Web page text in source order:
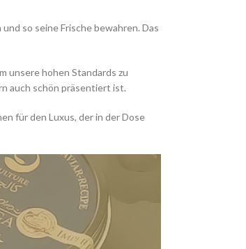
so seine Frische bewahren. Das
unsere hohen Standards zu
auch schön präsentiert ist.
für den Luxus, der in der Dose